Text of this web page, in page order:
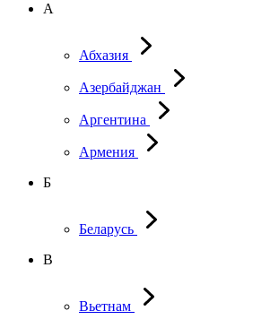
А
Абхазия
Азербайджан
Аргентина
Армения
Б
Беларусь
В
Вьетнам